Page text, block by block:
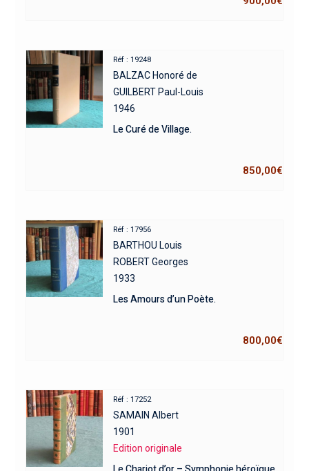
Réf : 19248
BALZAC Honoré de
GUILBERT Paul-Louis
1946
Le Curé de Village.
850,00€
Réf : 17956
BARTHOU Louis
ROBERT Georges
1933
Les Amours d’un Poète.
800,00€
Réf : 17252
SAMAIN Albert
1901
Edition originale